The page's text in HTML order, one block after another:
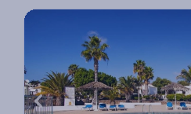
Previous